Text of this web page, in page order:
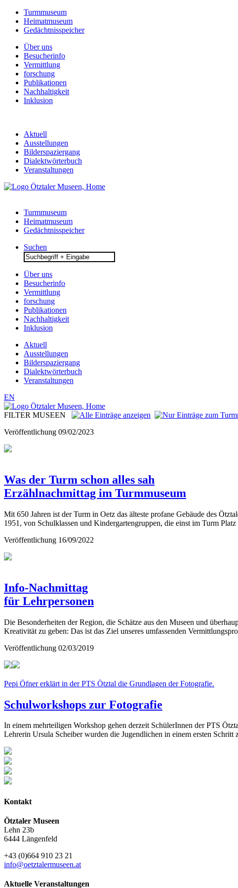
Turmmuseum
Heimatmuseum
Gedächtnisspeicher
Über uns
Besucherinfo
Vermittlung
forschung
Publikationen
Nachhaltigkeit
Inklusion
Aktuell
Ausstellungen
Bilderspaziergang
Dialektwörterbuch
Veranstaltungen
Turmmuseum
Heimatmuseum
Gedächtnisspeicher
Suchen
Search
for:
Über uns
Besucherinfo
Vermittlung
forschung
Publikationen
Nachhaltigkeit
Inklusion
Aktuell
Ausstellungen
Bilderspaziergang
Dialektwörterbuch
Veranstaltungen
EN
FILTER MUSEEN
Veröffentlichung 09/02/2023
Was der Turm schon alles sah
Erzählnachmittag im Turmmuseum
Mit 650 Jahren ist der Turm in Oetz das älteste profane Gebäude des
1951, von Schulklassen und Kindergartengruppen, die einst im Turm Platz
Veröffentlichung 16/09/2022
Info-Nachmittag
für Lehrpersonen
Die Besonderheiten der Region, die Schätze aus den Museen und
Kreativität zu geben: Das ist das Ziel unseres umfassenden
Veröffentlichung 02/03/2019
Pepi Öfner erklärt in der PTS Ötztal die Grundlagen der Fotografie.
Schulworkshops zur Fotografie
In einem mehrteiligen Workshop gehen derzeit SchülerInnen der PTS
Lehrerin Ursula Scheiber wurden die Jugendlichen in einem ersten
Kontakt
Ötztaler Museen
Lehn 23b
6444 Längenfeld
+43 (0)664 910 23 21
info@oetztalermuseen.at
Aktuelle Veranstaltungen